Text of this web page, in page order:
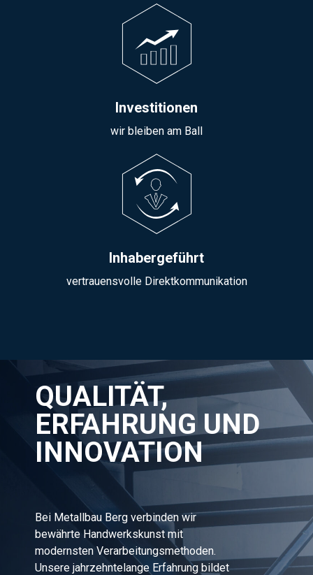
Investitionen
wir bleiben am Ball
Inhabergeführt
vertrauensvolle Direktkommunikation
QUALITÄT,
ERFAHRUNG UND
INNOVATION
Bei Metallbau Berg verbinden wir
bewährte Handwerkskunst mit
modernsten Verarbeitungsmethoden.
Unsere jahrzehntelange Erfahrung bildet